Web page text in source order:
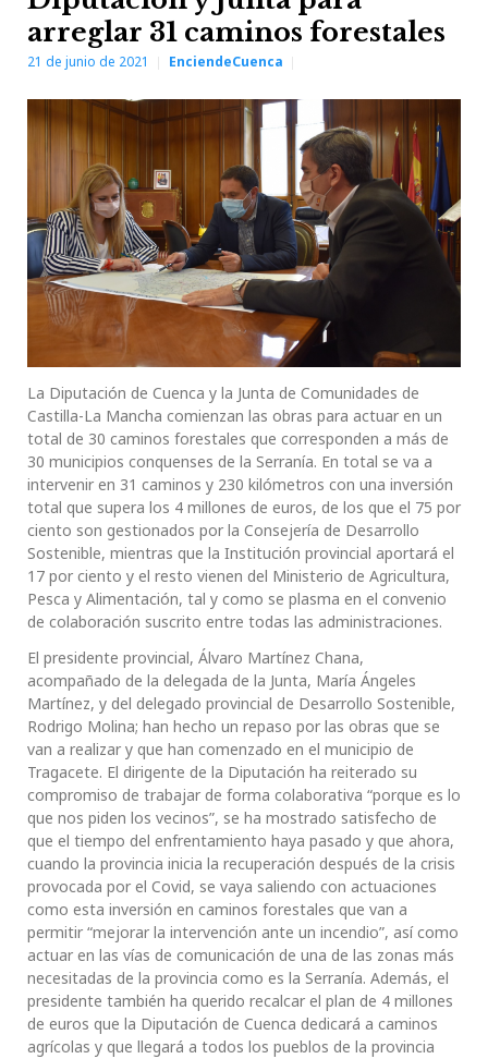
arreglar 31 caminos forestales
21 de junio de 2021 EnciendeCuenca
La Diputación de Cuenca y la Junta de Comunidades de
Castilla-La Mancha comienzan las obras para actuar en un
total de 30 caminos forestales que corresponden a más de
30 municipios conquenses de la Serranía. En total se va a
intervenir en 31 caminos y 230 kilómetros con una inversión
total que supera los 4 millones de euros, de los que el 75 por
ciento son gestionados por la Consejería de Desarrollo
Sostenible, mientras que la Institución provincial aportará el
17 por ciento y el resto vienen del Ministerio de Agricultura,
Pesca y Alimentación, tal y como se plasma en el convenio
de colaboración suscrito entre todas las administraciones.
El presidente provincial, Álvaro Martínez Chana,
acompañado de la delegada de la Junta, María Ángeles
Martínez, y del delegado provincial de Desarrollo Sostenible,
Rodrigo Molina; han hecho un repaso por las obras que se
van a realizar y que han comenzado en el municipio de
Tragacete. El dirigente de la Diputación ha reiterado su
compromiso de trabajar de forma colaborativa “porque es lo
que nos piden los vecinos”, se ha mostrado satisfecho de
que el tiempo del enfrentamiento haya pasado y que ahora,
cuando la provincia inicia la recuperación después de la crisis
provocada por el Covid, se vaya saliendo con actuaciones
como esta inversión en caminos forestales que van a
permitir “mejorar la intervención ante un incendio”, así como
actuar en las vías de comunicación de una de las zonas más
necesitadas de la provincia como es la Serranía. Además, el
presidente también ha querido recalcar el plan de 4 millones
de euros que la Diputación de Cuenca dedicará a caminos
agrícolas y que llegará a todos los pueblos de la provincia